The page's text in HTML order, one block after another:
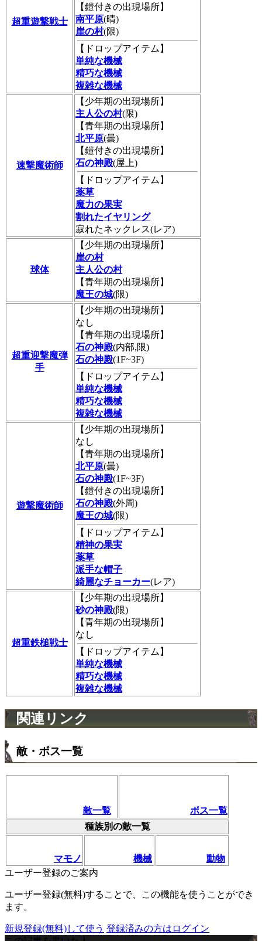
超重遊撃戦士
【鎧付きの出現場所】
南平原(晴)
崖の村(限)
【ドロップアイテム】
単純な機械
精巧な機械
複雑な機械
速撃魔術師
【少年期の出現場所】
主人公の村(限)
【青年期の出現場所】
北平原(曇)
【鎧付きの出現場所】
石の神殿(屋上)
【ドロップアイテム】
薬草
魔力の果実
割れたイヤリング
寂れたネックレス(レア)
球体
【少年期の出現場所】
崖の村
主人公の村
【青年期の出現場所】
魔王の城(限)
超重迎撃魔弾
手
【少年期の出現場所】
なし
【青年期の出現場所】
石の神殿(内部,限)
石の神殿(1F~3F)
【ドロップアイテム】
単純な機械
精巧な機械
複雑な機械
遊撃魔術師
【少年期の出現場所】
なし
【青年期の出現場所】
北平原(曇)
石の神殿(1F~3F)
【鎧付きの出現場所】
石の神殿(外周)
魔王の城(限)
【ドロップアイテム】
精神の果実
薬草
派手な帽子
綺麗なチョーカー(レア)
超重鉄槌戦士
【少年期の出現場所】
砂の神殿(限)
【青年期の出現場所】
なし
【ドロップアイテム】
単純な機械
精巧な機械
複雑な機械
関連リンク
敵・ボス一覧
敵一覧
ボス一覧
種族別の敵一覧
マモノ 機械
動物
ユーザー登録のご案内
ユーザー登録(無料)することで、この機能を使うことができ
ます。
新規登録(無料)して使う 登録済みの方はログイン